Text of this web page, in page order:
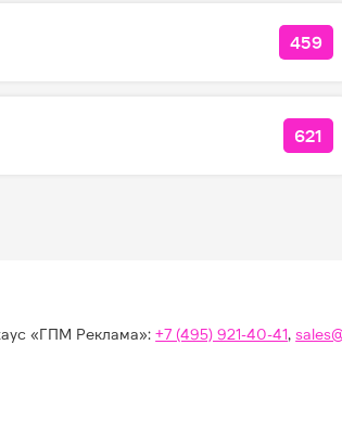
459
621
«ГПМ Реклама»:+7 (495) 921-40-41,